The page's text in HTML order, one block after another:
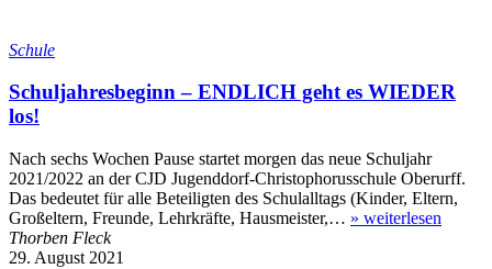
Schule
Schuljahresbeginn – ENDLICH geht es WIEDER
los!
Nach sechs Wochen Pause startet morgen das neue Schuljahr
2021/2022 an der CJD Jugenddorf-Christophorusschule Oberurff.
Das bedeutet für alle Beteiligten des Schulalltags (Kinder, Eltern,
Großeltern, Freunde, Lehrkräfte, Hausmeister,… » weiterlesen
Thorben Fleck
29. August 2021